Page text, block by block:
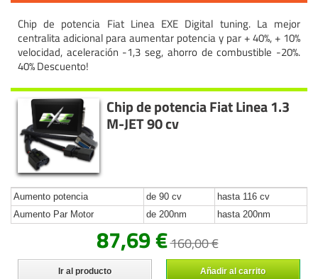
Chip de potencia Fiat Linea EXE Digital tuning. La mejor
centralita adicional para aumentar potencia y par + 40%, + 10%
velocidad, aceleración -1,3 seg, ahorro de combustible -20%.
40% Descuento!
Chip de potencia Fiat Linea 1.3
M-JET 90 cv
Aumento potencia de 90 cv
hasta 116 cv
Aumento Par Motor
de 200nm hasta 200nm
87,69 €160,00 €
Ir al producto Añadir al carrito